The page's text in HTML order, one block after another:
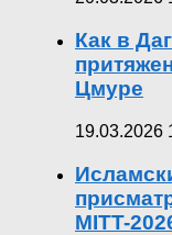
Как в
Цмуре
19.03.2026
MITT-